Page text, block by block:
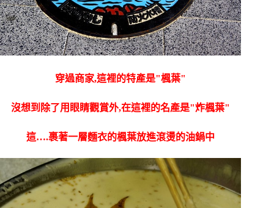
穿過商家,這裡的特產是"楓葉"
沒想到除了用眼睛觀賞外,在這裡的名產是"炸楓葉"
這….裹著一層麵衣的楓葉放進滾燙的油鍋中